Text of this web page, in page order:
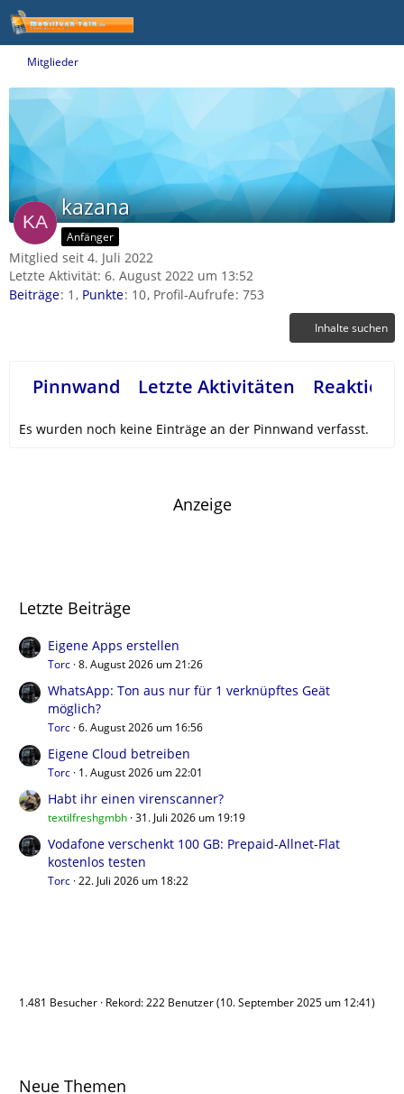
Mitglieder
kazana
Anfänger
Mitglied seit 4. Juli 2022
Letzte Aktivität: 6. August 2022 um 13:52
Beiträge 1 Punkte 10 Profil-Aufrufe 753
Inhalte suchen
Pinnwand Letzte Aktivitäten
Es wurden noch keine Einträge an der Pinnwand verfasst.
Anzeige
Letzte Beiträge
Eigene Apps erstellen
Torc 8. August 2026 um 21:26
WhatsApp: Ton aus nur für 1 verknüpftes Geät
möglich?
Torc 6. August 2026 um 16:56
Eigene Cloud betreiben
Torc 1. August 2026 um 22:01
Habt ihr einen virenscanner?
textilfreshgmbh 31. Juli 2026 um 19:19
Vodafone verschenkt 100 GB: Prepaid-Allnet-Flat
kostenlos testen
Torc 22. Juli 2026 um 18:22
1.481 Besucher Rekord: 222 Benutzer (10. September 2025 um 12:41)
Neue Themen